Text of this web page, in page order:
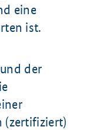
eine
ist.
der
(zertifiziert)